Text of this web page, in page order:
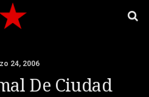
24, 2006
De Ciudad